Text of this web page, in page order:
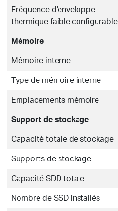
Fréquence d’enveloppe
thermique faible configurable
Mémoire
Mémoire interne
Type de mémoire interne
Emplacements mémoire
Support de stockage
Capacité totale de stockage
Supports de stockage
Capacité SDD totale
Nombre de SSD installés